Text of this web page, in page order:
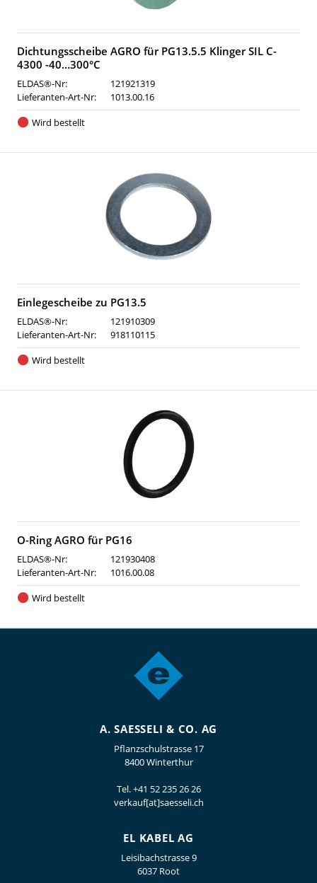
Dichtungsscheibe AGRO für PG13.5.5 Klinger SIL C-
4300 -40…300°C
ELDAS®-Nr:
121921319
Lieferanten-Art-Nr:
1013.00.16
Wird bestellt
Einlegescheibe zu PG13.5
ELDAS®-Nr:
121910309
Lieferanten-Art-Nr:
918110115
Wird bestellt
O-Ring AGRO für PG16
ELDAS®-Nr:
121930408
Lieferanten-Art-Nr:
1016.00.08
Wird bestellt
A. SAESSELI & CO. AG
Pflanzschulstrasse 17
8400 Winterthur
Tel.+41 52 235 26 26
verkauf[at]saesseli.ch
EL KABEL AG
Leisibachstrasse 9
6037 Root